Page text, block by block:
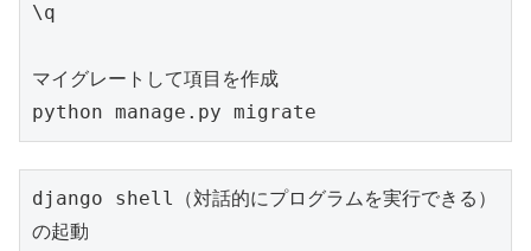
\q
マイグレートして項目を作成
python manage.py migrate
django shell（対話的にプログラムを実行できる）
の起動